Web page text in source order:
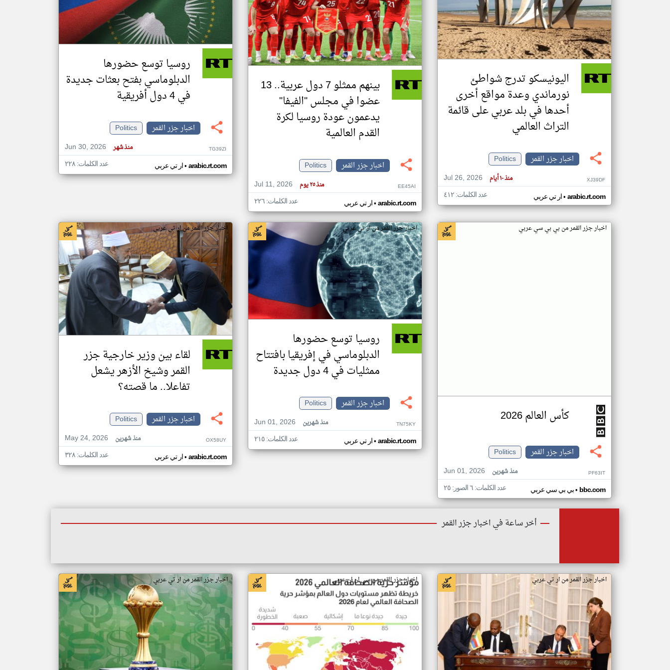
تغيير الدولة
اخبار جزر القمر على مدار الساعة
أهم اخبار جزر القمر العاجلة والمباشرة
اليونيسكو تدرج شواطئ
نورماندي وعدة مواقع أخرى
أحدها في بلد عربي على قائمة
التراث العالمي
اخبار جزر القمر
Politics
Jul 26, 2026
منذ ١٠ أيام XJ39DF
ار تي عربي• arabic.rt.com عدد الكلمات: ٤١٢
بينهم ممثلو 7 دول عربية.. 13
عضوا في مجلس "الفيفا"
يدعمون عودة روسيا لكرة
القدم العالمية
اخبار جزر القمر
Politics
Jul 11, 2026
منذ ٢٥ يوم EE45AI
ار تي عربي• arabic.rt.com عدد الكلمات: ٢٢٦
روسيا توسع حضورها
الدبلوماسي بفتح بعثات جديدة
في 4 دول أفريقية
اخبار جزر القمر
Politics
Jun 30, 2026
منذ شهر TG39ZI
ار تي عربي• arabic.rt.com عدد الكلمات: ٢٢٨
اخبار جزر القمر من بي بي سي عربي
كأس العالم 2026
اخبار جزر القمر
Politics
Jun 01, 2026
منذ شهرين PF63IT
بي بي سي عربي• bbc.com عدد الكلمات: ٦ الصور: ٢٥
اخبار جزر القمر من ار تي عربي
روسيا توسع حضورها
الدبلوماسي في إفريقيا بافتتاح
ممثليات في 4 دول جديدة
اخبار جزر القمر
Politics
Jun 01, 2026
منذ شهرين TN75KY
ار تي عربي• arabic.rt.com عدد الكلمات: ٢١٥
اخبار جزر القمر من ار تي عربي
لقاء بين وزير خارجية جزر
القمر وشيخ الأزهر يشعل
تفاعلا.. ما قصته؟
اخبار جزر القمر
Politics
May 24, 2026
منذ شهرين OX58UY
ار تي عربي• arabic.rt.com عدد الكلمات: ٣٢٨
أخر ساعة في اخبار جزر القمر
اخبار جزر القمر من ار تي عربي اخبار جزر القمر من سي ان ان عربي اخبار جزر القمر من ار تي عربي
klyoum.com